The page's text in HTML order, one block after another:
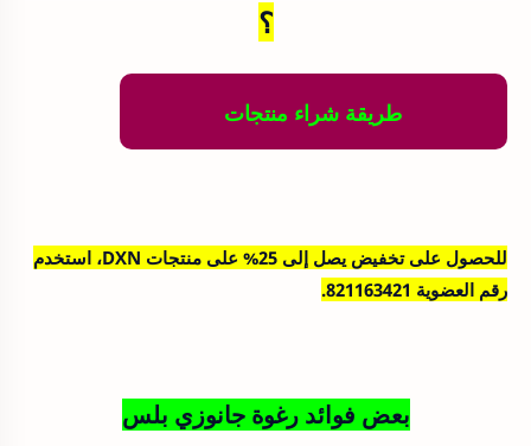
؟
طريقة شراء منتجات
للحصول على تخفيض يصل إلى 25% على منتجات DXN، استخدم
رقم العضوية 821163421.
بعض فوائد رغوة جانوزي بلس